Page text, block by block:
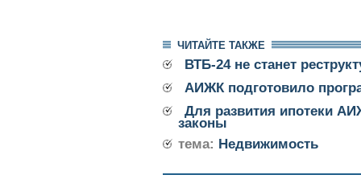
ЧИТАЙТЕ ТАКЖЕ
ВТБ-24 не станет
АИЖК подготовило
Для развития ипотеки
законы
тема: Недвижимость